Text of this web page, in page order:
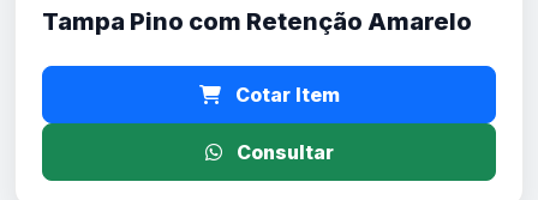
Tampa Pino com Retenção Amarelo
Cotar Item
Consultar